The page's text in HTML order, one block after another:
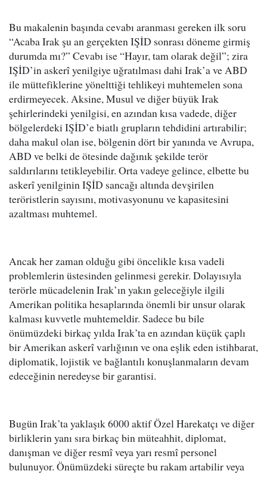
Bu makalenin başında cevabı aranması gereken ilk soru
“Acaba Irak şu an gerçekten IŞİD sonrası döneme girmiş
durumda mı?” Cevabı ise “Hayır, tam olarak değil”; zira
IŞİD’in askerî yenilgiye uğratılması dahi Irak’a ve ABD
ile müttefiklerine yönelttiği tehlikeyi muhtemelen sona
erdirmeyecek. Aksine, Musul ve diğer büyük Irak
şehirlerindeki yenilgisi, en azından kısa vadede, diğer
bölgelerdeki IŞİD’e biatlı grupların tehdidini artırabilir;
daha makul olan ise, bölgenin dört bir yanında ve Avrupa,
ABD ve belki de ötesinde dağınık şekilde terör
saldırılarını tetikleyebilir. Orta vadeye gelince, elbette bu
askerî yenilginin IŞİD sancağı altında devşirilen
teröristlerin sayısını, motivasyonunu ve kapasitesini
azaltması muhtemel.
Ancak her zaman olduğu gibi öncelikle kısa vadeli
problemlerin üstesinden gelinmesi gerekir. Dolayısıyla
terörle mücadelenin Irak’ın yakın geleceğiyle ilgili
Amerikan politika hesaplarında önemli bir unsur olarak
kalması kuvvetle muhtemeldir. Sadece bu bile
önümüzdeki birkaç yılda Irak’ta en azından küçük çaplı
bir Amerikan askerî varlığının ve ona eşlik eden istihbarat,
diplomatik, lojistik ve bağlantılı konuşlanmaların devam
edeceğinin neredeyse bir garantisi.
Bugün Irak’ta yaklaşık 6000 aktif Özel Harekatçı ve diğer
birliklerin yanı sıra birkaç bin müteahhit, diplomat,
danışman ve diğer resmî veya yarı resmî personel
bulunuyor. Önümüzdeki süreçte bu rakam artabilir veya